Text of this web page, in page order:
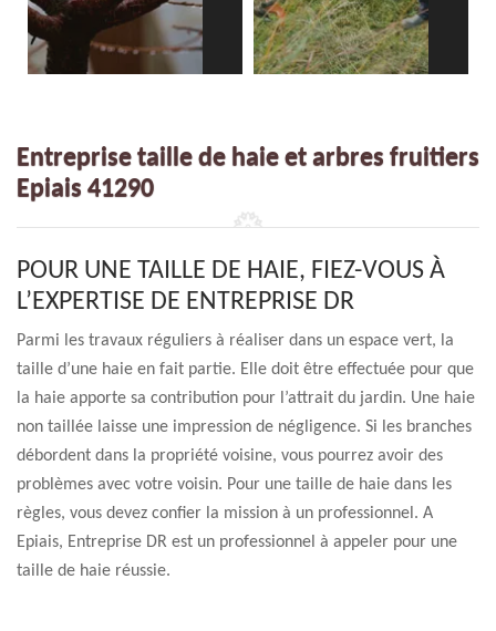
Entreprise taille de haie et arbres fruitiers
Epiais 41290
POUR UNE TAILLE DE HAIE, FIEZ-VOUS À
L’EXPERTISE DE ENTREPRISE DR
Parmi les travaux réguliers à réaliser dans un espace vert, la
taille d’une haie en fait partie. Elle doit être effectuée pour que
la haie apporte sa contribution pour l’attrait du jardin. Une haie
non taillée laisse une impression de négligence. Si les branches
débordent dans la propriété voisine, vous pourrez avoir des
problèmes avec votre voisin. Pour une taille de haie dans les
règles, vous devez confier la mission à un professionnel. A
Epiais, Entreprise DR est un professionnel à appeler pour une
taille de haie réussie.